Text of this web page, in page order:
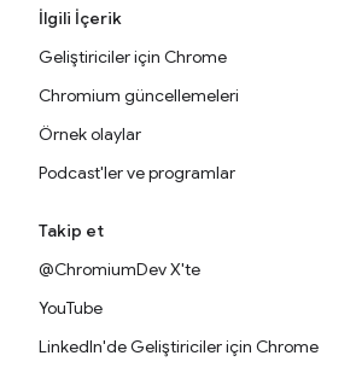
İlgili İçerik
Geliştiriciler için Chrome
Chromium güncellemeleri
Örnek olaylar
Podcast'ler ve programlar
Takip et
@ChromiumDev X'te
YouTube
LinkedIn'de Geliştiriciler için Chrome